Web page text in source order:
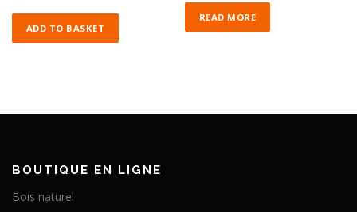
ADD TO BASKET
READ MORE
BOUTIQUE EN LIGNE
Bois naturel